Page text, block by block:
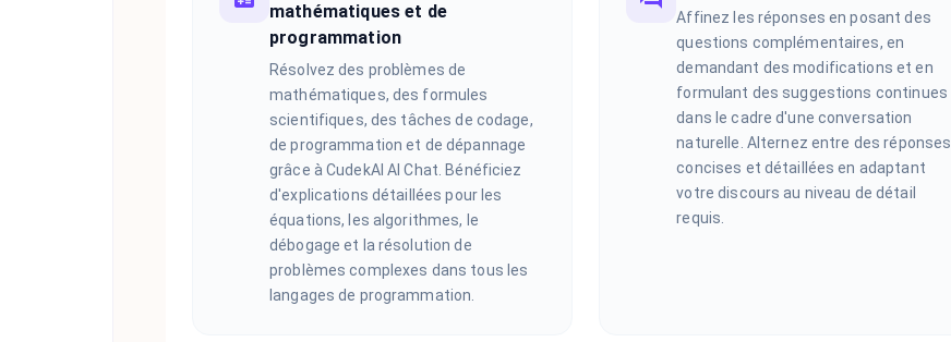
mathématiques et de
programmation
Résolvez des problèmes de
mathématiques, des formules
scientifiques, des tâches de codage,
de programmation et de dépannage
grâce à CudekAI AI Chat. Bénéficiez
d'explications détaillées pour les
équations, les algorithmes, le
débogage et la résolution de
problèmes complexes dans tous les
langages de programmation.
Affinez les réponses en posant des
questions complémentaires, en
demandant des modifications et en
formulant des suggestions continues
dans le cadre d'une conversation
naturelle. Alternez entre des réponses
concises et détaillées en adaptant
votre discours au niveau de détail
requis.